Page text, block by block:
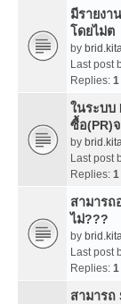
มีรายงา
โดยไม่ต
by
Last post
Replies: 1
ในระบบ
ซื้อ(PR)
by
Last post
Replies: 1
สามารถ
ไม่???
by
Last post
Replies: 1
สามารถ